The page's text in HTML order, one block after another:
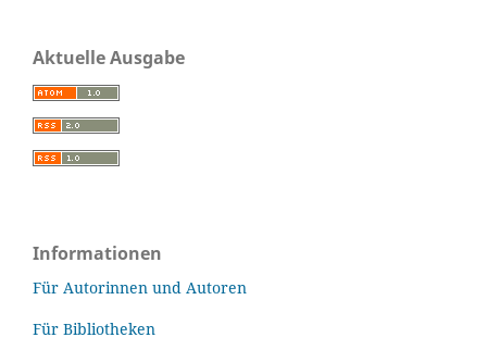
Aktuelle Ausgabe
Informationen
Für Autorinnen und Autoren
Für Bibliotheken